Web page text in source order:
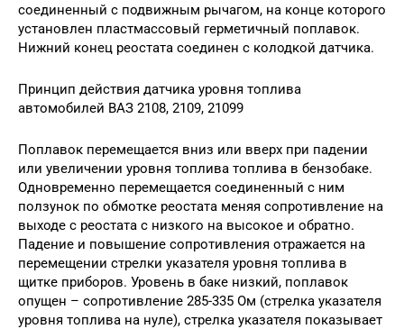
соединенный с подвижным рычагом, на конце которого
установлен пластмассовый герметичный поплавок.
Нижний конец реостата соединен с колодкой датчика.
Принцип действия датчика уровня топлива
автомобилей ВАЗ 2108, 2109, 21099
Поплавок перемещается вниз или вверх при падении
или увеличении уровня топлива топлива в бензобаке.
Одновременно перемещается соединенный с ним
ползунок по обмотке реостата меняя сопротивление на
выходе с реостата с низкого на высокое и обратно.
Падение и повышение сопротивления отражается на
перемещении стрелки указателя уровня топлива в
щитке приборов. Уровень в баке низкий, поплавок
опущен – сопротивление 285-335 Ом (стрелка указателя
уровня топлива на нуле), стрелка указателя показывает